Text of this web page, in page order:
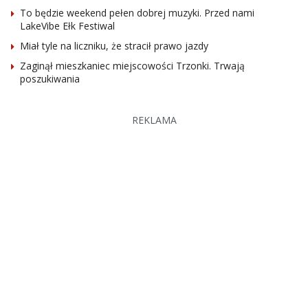
To będzie weekend pełen dobrej muzyki. Przed nami
LakeVibe Ełk Festiwal
Miał tyle na liczniku, że stracił prawo jazdy
Zaginął mieszkaniec miejscowości Trzonki. Trwają
poszukiwania
REKLAMA